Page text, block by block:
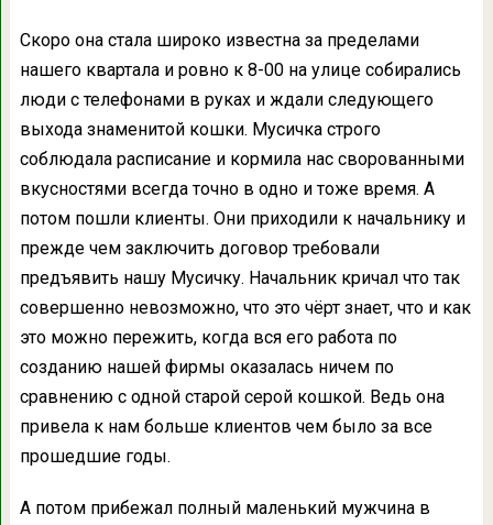
Скоро она стала широко известна за пределами
нашего квартала и ровно к 8-00 на улице собирались
люди с телефонами в руках и ждали следующего
выхода знаменитой кошки. Мусичка строго
соблюдала расписание и кормила нас сворованными
вкусностями всегда точно в одно и тоже время. А
потом пошли клиенты. Они приходили к начальнику и
прежде чем заключить договор требовали
предъявить нашу Мусичку. Начальник кричал что так
совершенно невозможно, что это чёрт знает, что и как
это можно пережить, когда вся его работа по
созданию нашей фирмы оказалась ничем по
сравнению с одной старой серой кошкой. Ведь она
привела к нам больше клиентов чем было за все
прошедшие годы.
А потом прибежал полный маленький мужчина в